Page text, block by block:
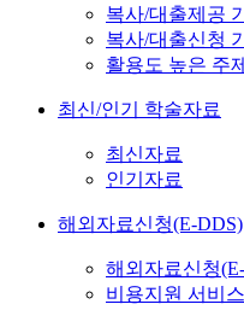
복사/대출제공
복사/대출신청
활용도 높은 주제
최신/인기 학술자료
최신자료
인기자료
해외자료신청(E-DDS)
해외자료신청
비용지원 서비